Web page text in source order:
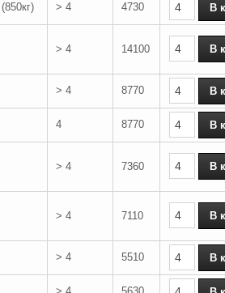
> 4 4730
> 4 14100
> 4 8770
4 8770
> 4 7360
> 4 7110
> 4 5510